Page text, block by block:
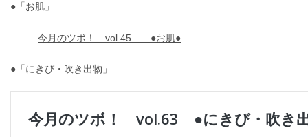
●「お肌」
今月のツボ！ vol.45 ●お肌●
●「にきび・吹き出物」